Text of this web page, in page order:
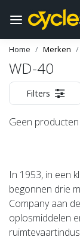
Home Merken
WD-40
Filters
Geen
In 1953, in een
begonnen drie
Company aan
oplosmiddelen